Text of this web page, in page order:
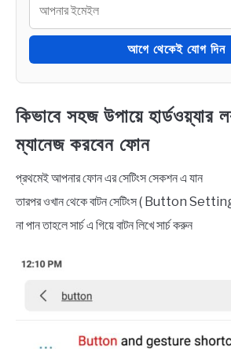
আগে থেকেই যোগ দিন
কিভাবে সহজ উপায়ে হার্ডওয়্যার
ম্যানেজ করবেন ফোন
প্রথমেই আপনার ফোন এর সেটিংস সেকশন এ যান
তারপর ওখান থেকে বাটন সেটিংস ( Button
না পান তাহলে সার্চ এ গিয়ে বাটন লিখে সার্চ করুন